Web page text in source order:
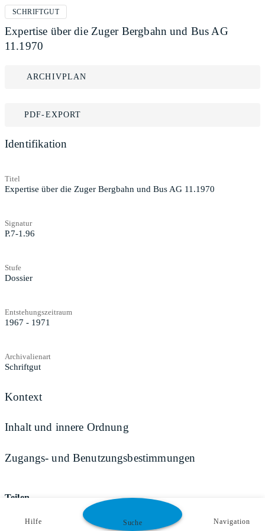
SCHRIFTGUT
Expertise über die Zuger Bergbahn und Bus AG
11.1970
ARCHIVPLAN
PDF-EXPORT
Identifikation
Titel
Expertise über die Zuger Bergbahn und Bus AG 11.1970
Signatur
P.7-1.96
Stufe
Dossier
Entstehungszeitraum
1967 - 1971
Archivalienart
Schriftgut
Kontext
Inhalt und innere Ordnung
Zugangs- und Benutzungsbestimmungen
Teilen
Hilfe Suche Navigation